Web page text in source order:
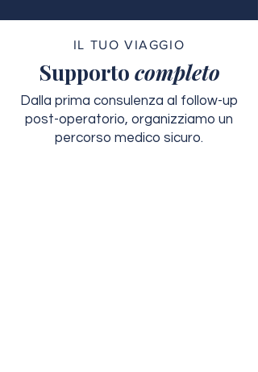
IL TUO VIAGGIO
Supporto completo
Dalla prima consulenza al follow-up
post-operatorio, organizziamo un
percorso medico sicuro.